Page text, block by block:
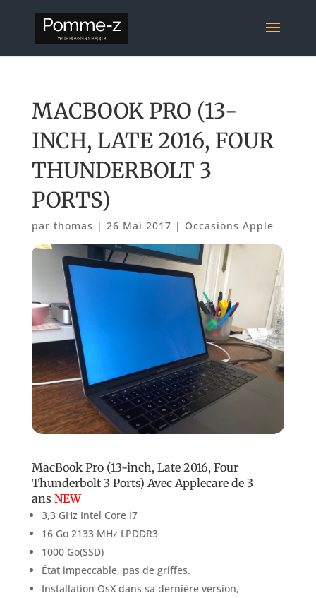
MACBOOK PRO (13-
INCH, LATE 2016, FOUR
THUNDERBOLT 3
PORTS)
par thomas | 26 Mai 2017 | Occasions Apple
MacBook Pro (13-inch, Late 2016, Four
Thunderbolt 3 Ports) Avec Applecare de 3
ans NEW
3,3 GHz Intel Core i7
16 Go 2133 MHz LPDDR3
1000 Go(SSD)
État impeccable, pas de griffes.
Installation OsX dans sa dernière version,